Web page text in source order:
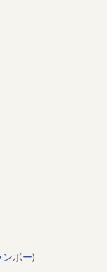
ボー)